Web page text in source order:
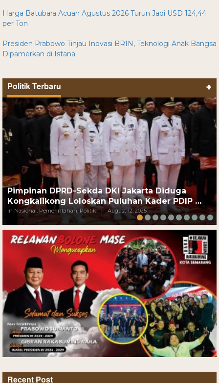
Harga Batubara Acuan Agustus 2026 Turun Jadi USD 124,44
per Ton
Presiden Prabowo Tinjau Inovasi BRIN, Teknologi Anak Bangsa
Dipamerkan di Istana
Politik Terbaru +
Pimpinan DPRD-Sekda DKI Jakarta Diduga
Kongkalikong Loloskan Puluhan Kader PDIP …
In Nasional, Pemerintahan, Politik | August 12, 2025
Recent Post